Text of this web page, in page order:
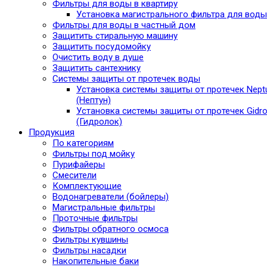
Фильтры для воды в квартиру
Установка магистрального фильтра для воды
Фильтры для воды в частный дом
Защитить стиральную машину
Защитить посудомойку
Очистить воду в душе
Защитить сантехнику
Системы защиты от протечек воды
Установка системы защиты от протечек
(Нептун)
Установка системы защиты от протечек
(Гидролок)
Продукция
По категориям
Фильтры под мойку
Пурифайеры
Смесители
Комплектующие
Водонагреватели (бойлеры)
Магистральные фильтры
Проточные фильтры
Фильтры обратного осмоса
Фильтры кувшины
Фильтры насадки
Накопительные баки